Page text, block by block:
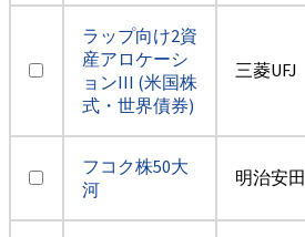
ラップ向け2資
産アロケーシ
ョンIII (米国株
式・世界債券)
三菱UFJ
フコク株50大
河
明治安田